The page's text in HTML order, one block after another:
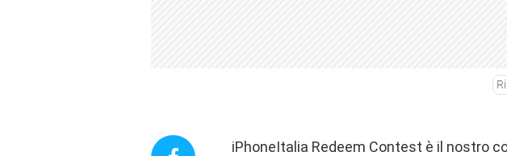
iPhoneItalia Redeem Contest è il nostro